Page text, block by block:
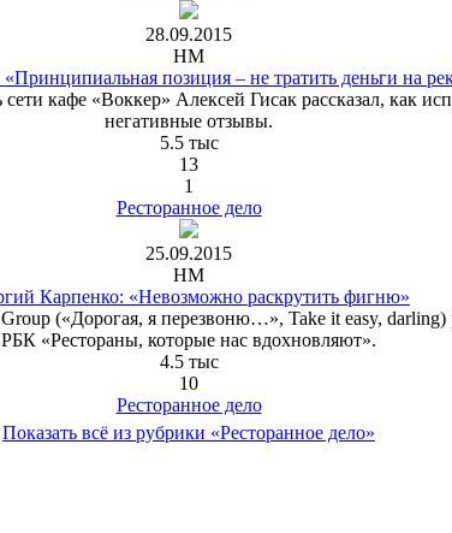
28.09.2015
HM
позиция – не тратить деньги на
кафе «Воккер» Алексей Гисак рассказал, как
негативные отзывы.
5.5 тыс
13
1
Ресторанное дело
25.09.2015
HM
Карпенко: «Невозможно раскрутить фигню»
(«Дорогая, я перезвоню…», Take it easy,
РБК «Рестораны, которые нас вдохновляют».
4.5 тыс
10
Ресторанное дело
Показать всё из рубрики «Ресторанное дело»